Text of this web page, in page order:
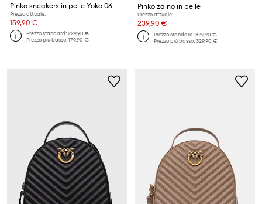
Pinko sneakers in pelle Yoko 06
Prezzo attuale:
159,90 €
Prezzo standard:229,90 €
Prezzo più basso:179,90 €
Pinko zaino in pelle
Prezzo attuale:
239,90 €
Prezzo standard:329,90 €
Prezzo più basso:329,90 €